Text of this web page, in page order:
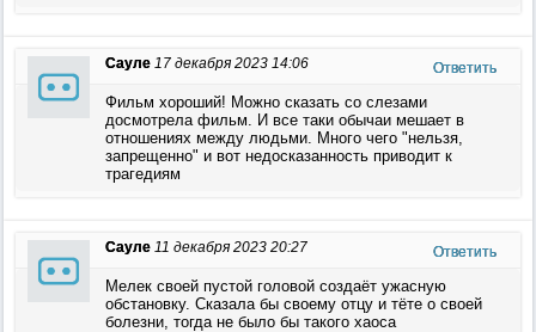
Сауле 17 декабря 2023 14:06 Ответить
Фильм хороший! Можно сказать со слезами
досмотрела фильм. И все таки обычаи мешает в
отношениях между людьми. Много чего "нельзя,
запрещенно" и вот недосказанность приводит к
трагедиям
Сауле 11 декабря 2023 20:27 Ответить
Мелек своей пустой головой создаёт ужасную
обстановку. Сказала бы своему отцу и тёте о своей
болезни, тогда не было бы такого хаоса